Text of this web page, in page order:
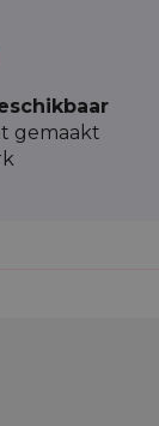
gemaakt